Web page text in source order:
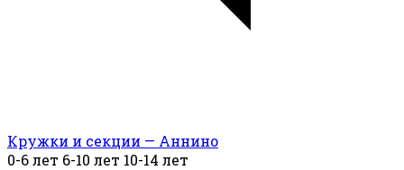
Кружки и секции — Аннино
0-6 лет 6-10 лет 10-14 лет